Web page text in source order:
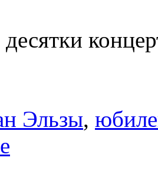
Эльзы,